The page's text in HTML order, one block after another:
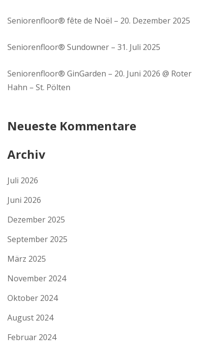
Seniorenfloor® fête de Noël – 20. Dezember 2025
Seniorenfloor® Sundowner – 31. Juli 2025
Seniorenfloor® GinGarden – 20. Juni 2026 @ Roter
Hahn – St. Pölten
Neueste Kommentare
Archiv
Juli 2026
Juni 2026
Dezember 2025
September 2025
März 2025
November 2024
Oktober 2024
August 2024
Februar 2024